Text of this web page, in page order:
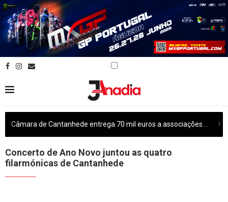
Concerto de Ano Novo juntou as quatro
filarmónicas de Cantanhede